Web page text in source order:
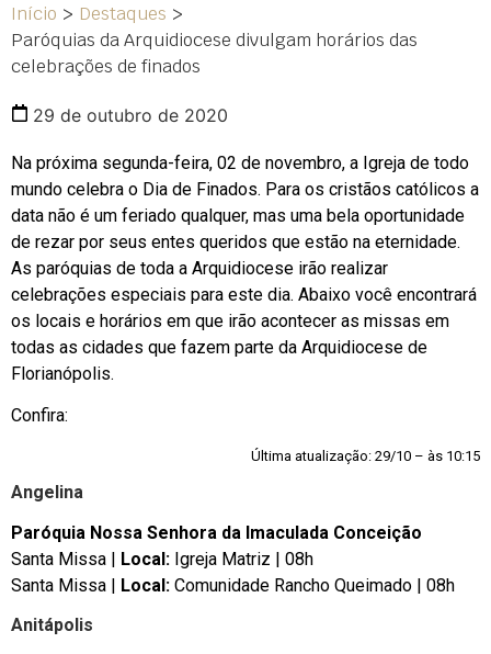
Início > Destaques >
Paróquias da Arquidiocese divulgam horários das
celebrações de finados
29 de outubro de 2020
Na próxima segunda-feira, 02 de novembro, a Igreja de todo
mundo celebra o Dia de Finados. Para os cristãos católicos a
data não é um feriado qualquer, mas uma bela oportunidade
de rezar por seus entes queridos que estão na eternidade.
As paróquias de toda a Arquidiocese irão realizar
celebrações especiais para este dia. Abaixo você encontrará
os locais e horários em que irão acontecer as missas em
todas as cidades que fazem parte da Arquidiocese de
Florianópolis.
Confira:
Última atualização: 29/10 – às 10:15
Angelina
Paróquia Nossa Senhora da Imaculada Conceição
Santa Missa | Local: Igreja Matriz | 08h
Santa Missa | Local: Comunidade Rancho Queimado | 08h
Anitápolis